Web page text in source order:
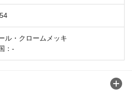
ル・クロームメッキ
：-